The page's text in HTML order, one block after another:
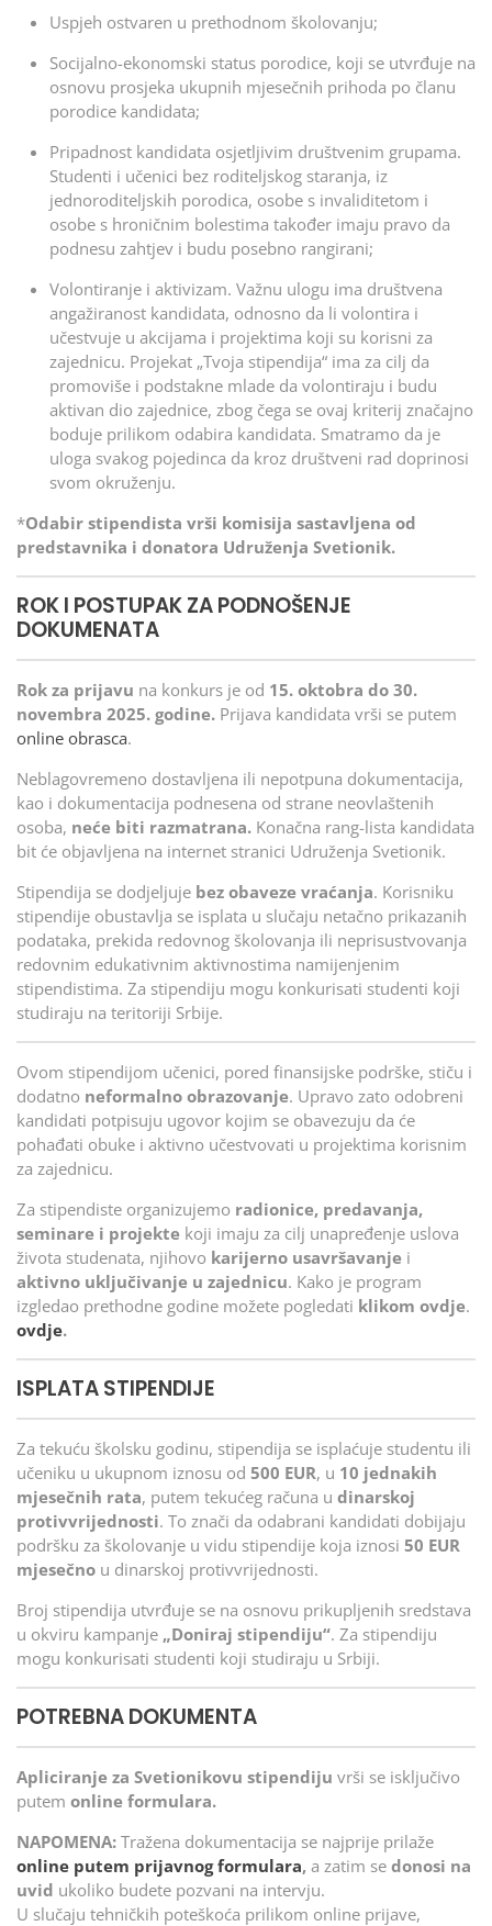
Uspjeh ostvaren u prethodnom školovanju;
Socijalno-ekonomski status porodice, koji se utvrđuje na
osnovu prosjeka ukupnih mjesečnih prihoda po članu
porodice kandidata;
Pripadnost kandidata osjetljivim društvenim grupama.
Studenti i učenici bez roditeljskog staranja, iz
jednoroditeljskih porodica, osobe s invaliditetom i
osobe s hroničnim bolestima također imaju pravo da
podnesu zahtjev i budu posebno rangirani;
Volontiranje i aktivizam. Važnu ulogu ima društvena
angažiranost kandidata, odnosno da li volontira i
učestvuje u akcijama i projektima koji su korisni za
zajednicu. Projekat „Tvoja stipendija“ ima za cilj da
promoviše i podstakne mlade da volontiraju i budu
aktivan dio zajednice, zbog čega se ovaj kriterij značajno
boduje prilikom odabira kandidata. Smatramo da je
uloga svakog pojedinca da kroz društveni rad doprinosi
svom okruženju.
*Odabir stipendista vrši komisija sastavljena od
predstavnika i donatora Udruženja Svetionik.
ROK I POSTUPAK ZA PODNOŠENJE
DOKUMENATA
Rok za prijavu na konkurs je od 15. oktobra do 30.
novembra 2025. godine. Prijava kandidata vrši se putem
online obrasca.
Neblagovremeno dostavljena ili nepotpuna dokumentacija,
kao i dokumentacija podnesena od strane neovlaštenih
osoba, neće biti razmatrana. Konačna rang-lista kandidata
bit će objavljena na internet stranici Udruženja Svetionik.
Stipendija se dodjeljuje bez obaveze vraćanja. Korisniku
stipendije obustavlja se isplata u slučaju netačno prikazanih
podataka, prekida redovnog školovanja ili neprisustvovanja
redovnim edukativnim aktivnostima namijenjenim
stipendistima. Za stipendiju mogu konkurisati studenti koji
studiraju na teritoriji Srbije.
Ovom stipendijom učenici, pored finansijske podrške, stiču i
dodatno neformalno obrazovanje. Upravo zato odobreni
kandidati potpisuju ugovor kojim se obavezuju da će
pohađati obuke i aktivno učestvovati u projektima korisnim
za zajednicu.
Za stipendiste organizujemo radionice, predavanja,
seminare i projekte koji imaju za cilj unapređenje uslova
života studenata, njihovo karijerno usavršavanje i
aktivno uključivanje u zajednicu. Kako je program
izgledao prethodne godine možete pogledati klikom ovdje.
ovdje.
ISPLATA STIPENDIJE
Za tekuću školsku godinu, stipendija se isplaćuje studentu ili
učeniku u ukupnom iznosu od 500 EUR, u 10 jednakih
mjesečnih rata, putem tekućeg računa u dinarskoj
protivvrijednosti. To znači da odabrani kandidati dobijaju
podršku za školovanje u vidu stipendije koja iznosi 50 EUR
mjesečno u dinarskoj protivvrijednosti.
Broj stipendija utvrđuje se na osnovu prikupljenih sredstava
u okviru kampanje „Doniraj stipendiju“. Za stipendiju
mogu konkurisati studenti koji studiraju u Srbiji.
POTREBNA DOKUMENTA
Apliciranje za Svetionikovu stipendiju vrši se isključivo
putem online formulara.
NAPOMENA: Tražena dokumentacija se najprije prilaže
online putem prijavnog formulara, a zatim se donosi na
uvid ukoliko budete pozvani na intervju.
U slučaju tehničkih poteškoća prilikom online prijave,